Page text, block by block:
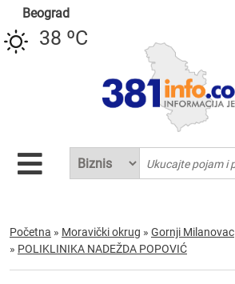
Beograd
38 ºC
Početna » Moravički okrug » Gornji Milanovac
» POLIKLINIKA NADEŽDA POPOVIĆ